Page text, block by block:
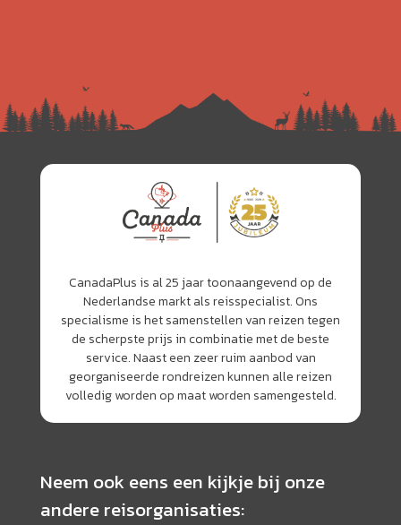
CanadaPlus is al 25 jaar toonaangevend op de
Nederlandse markt als reisspecialist. Ons
specialisme is het samenstellen van reizen tegen
de scherpste prijs in combinatie met de beste
service. Naast een zeer ruim aanbod van
georganiseerde rondreizen kunnen alle reizen
volledig worden op maat worden samengesteld.
Neem ook eens een kijkje bij onze
andere reisorganisaties: